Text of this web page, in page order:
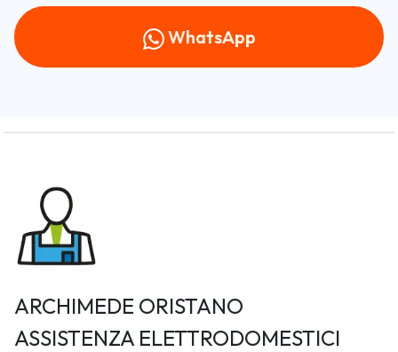
WhatsApp
ARCHIMEDE ORISTANO
ASSISTENZA ELETTRODOMESTICI